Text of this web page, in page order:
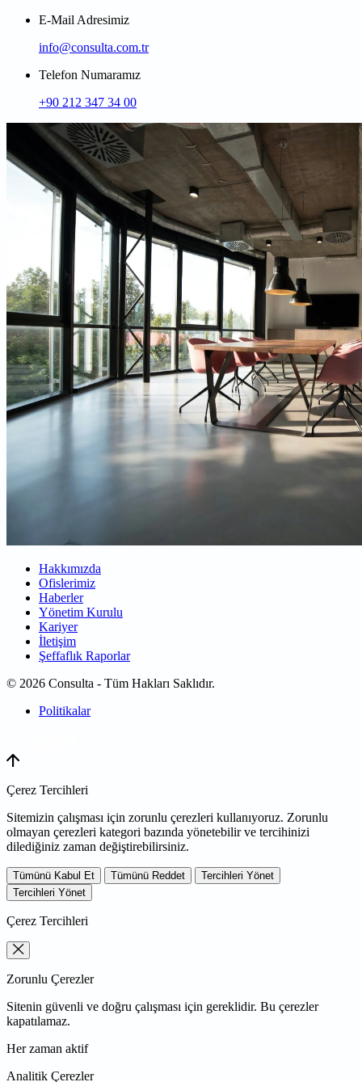
E-Mail Adresimiz
info@consulta.com.tr
Telefon Numaramız
+90 212 347 34 00
Hakkımızda
Ofislerimiz
Haberler
Yönetim Kurulu
Kariyer
İletişim
Şeffaflık Raporlar
© 2026 Consulta - Tüm Hakları Saklıdır.
Politikalar
Çerez Tercihleri
Sitemizin çalışması için zorunlu çerezleri kullanıyoruz. Zorunlu
olmayan çerezleri kategori bazında yönetebilir ve tercihinizi
dilediğiniz zaman değiştirebilirsiniz.
Tümünü Kabul Et Tümünü Reddet
Tercihleri Yönet
Tercihleri Yönet
Çerez Tercihleri
Zorunlu Çerezler
Sitenin güvenli ve doğru çalışması için gereklidir. Bu çerezler
kapatılamaz.
Her zaman aktif
Analitik Çerezler